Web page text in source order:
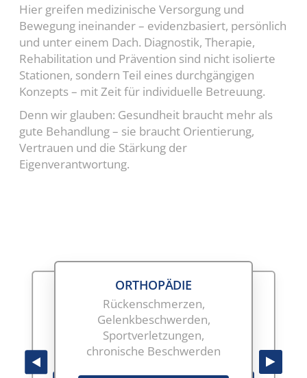
Hier greifen medizinische Versorgung und
Bewegung ineinander – evidenzbasiert, persönlich
und unter einem Dach. Diagnostik, Therapie,
Rehabilitation und Prävention sind nicht isolierte
Stationen, sondern Teil eines durchgängigen
Konzepts – mit Zeit für individuelle Betreuung.
Denn wir glauben: Gesundheit braucht mehr als
gute Behandlung – sie braucht Orientierung,
Vertrauen und die Stärkung der
Eigenverantwortung.
ORTHOPÄDIE
Rückenschmerzen,
Gelenkbeschwerden,
Sportverletzungen,
chronische Beschwerden
KARDIOLOGIE
Abklärung bei Herz-
Kreislauf-Beschwerden,
Belastbarkeit,
Rhythmusdiagnostik
Röntgen
AUGENHEILKUNDE
Diagnostik bei
Sehstörungen,
Vorsorgeuntersuchungen,
Zweitmeinungen